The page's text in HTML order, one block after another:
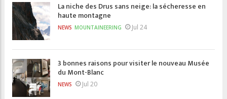
La niche des Drus sans neige: la sécheresse en
haute montagne
NEWS MOUNTAINEERING Jul 24
3 bonnes raisons pour visiter le nouveau Musée
du Mont-Blanc
NEWS Jul 20